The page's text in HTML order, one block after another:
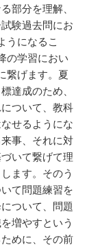
部分を理解、
験過去問にお
うになるこ
の学習におい
繋げます。夏
達成のため、
ついて、教科
せるようにな
事、それに対
いて繋げて理
ます。そのう
て問題練習を
ついて、問題
増やすという
めに、その前